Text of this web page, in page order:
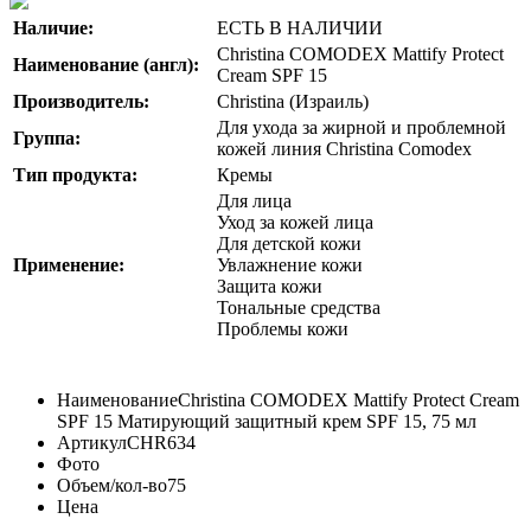
Наличие:
ЕСТЬ В НАЛИЧИИ
Наименование (англ):
Christina COMODEX Mattify Protect
Cream SPF 15
Производитель:
Christina (Израиль)
Группа:
Для ухода за жирной и проблемной
кожей линия Christina Comodex
Тип продукта:
Кремы
Применение:
Для лица
Уход за кожей лица
Для детской кожи
Увлажнение кожи
Защита кожи
Тональные средства
Проблемы кожи
НаименованиеChristina COMODEX Mattify Protect Cream
SPF 15 Матирующий защитный крем SPF 15, 75 мл
АртикулCHR634
Фото
Объем/кол-во75
Цена